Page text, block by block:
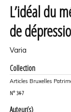
L’idéal du
de
Varia
Collection
Articles Bruxelles
N° 34-7
Auteur(s)